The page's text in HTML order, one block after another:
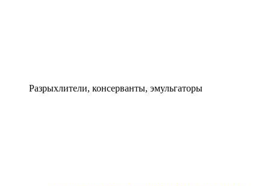
Разрыхлители, консерванты, эмульгаторы